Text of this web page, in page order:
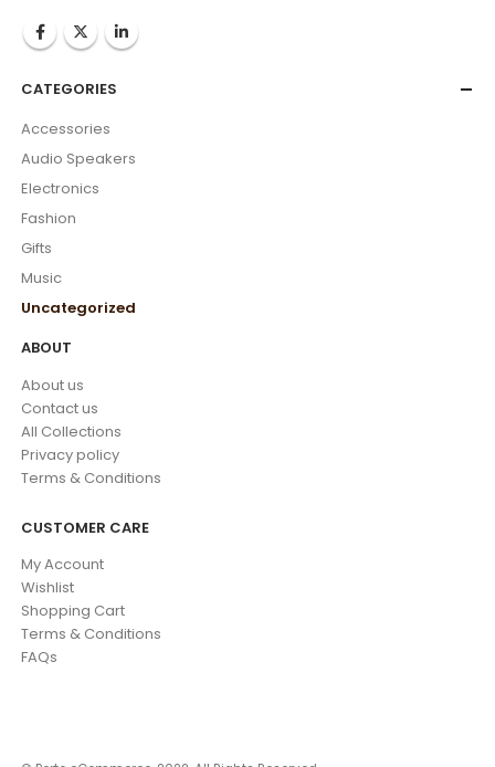
CATEGORIES
Accessories
Audio Speakers
Electronics
Fashion
Gifts
Music
Uncategorized
ABOUT
About us
Contact us
All Collections
Privacy policy
Terms & Conditions
CUSTOMER CARE
My Account
Wishlist
Shopping Cart
Terms & Conditions
FAQs